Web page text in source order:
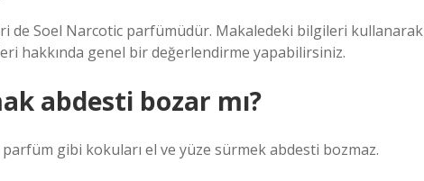
de Soel Narcotic parfümüdür. Makaledeki bilgileri kullanarak
hakkında genel bir değerlendirme yapabilirsiniz.
abdesti bozar mı?
gibi kokuları el ve yüze sürmek abdesti bozmaz.